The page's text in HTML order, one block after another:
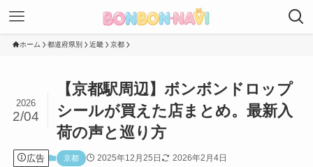
ホーム 都道府県別 近畿 京都
【京都駅周辺】ボンボンドロップ
シールが買えた店まとめ。最新入
荷の声と巡り方
2026
2/04
広告 京都 2025年12月25日 2026年2月4日